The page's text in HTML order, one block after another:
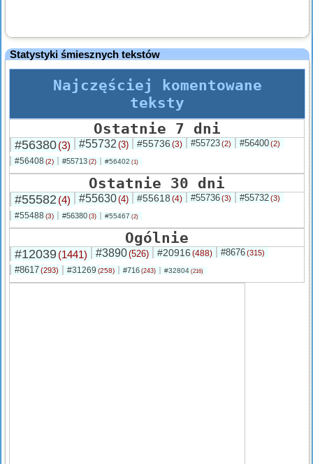
Statystyki śmiesznych tekstów
Najczęściej komentowane
teksty
Ostatnie 7 dni
#56380(3) #55732 (3) #55736 (3) #55723(2) #56400(2)
#56408 (2) #55713 (2) #56402 (1)
Ostatnie 30 dni
#55582 (4) #55630(4) #55618 (4) #55736(3) #55732(3)
#55488 (3) #56380 (3) #55467 (2)
Ogólnie
#12039(1441) #3890(526) #20916 (488) #8676(315)
#8617(293) #31269 (258) #716 (243) #32804 (216)